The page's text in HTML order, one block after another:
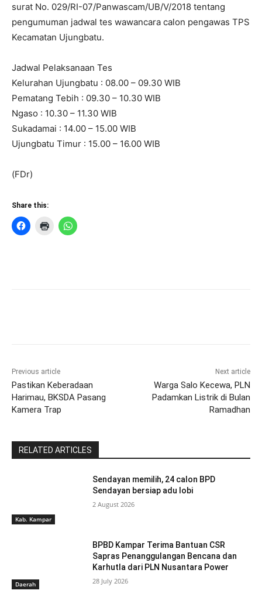
surat No. 029/RI-07/Panwascam/UB/V/2018 tentang
pengumuman jadwal tes wawancara calon pengawas TPS
Kecamatan Ujungbatu.
Jadwal Pelaksanaan Tes
Kelurahan Ujungbatu : 08.00 – 09.30 WIB
Pematang Tebih : 09.30 – 10.30 WIB
Ngaso : 10.30 – 11.30 WIB
Sukadamai : 14.00 – 15.00 WIB
Ujungbatu Timur : 15.00 – 16.00 WIB
(FDr)
Share this:
Previous article
Pastikan Keberadaan
Harimau, BKSDA Pasang
Kamera Trap
Next article
Warga Salo Kecewa, PLN
Padamkan Listrik di Bulan
Ramadhan
RELATED ARTICLES
Kab. Kampar
Sendayan memilih, 24 calon BPD
Sendayan bersiap adu lobi
2 August 2026
Daerah
BPBD Kampar Terima Bantuan CSR
Sapras Penanggulangan Bencana dan
Karhutla dari PLN Nusantara Power
28 July 2026